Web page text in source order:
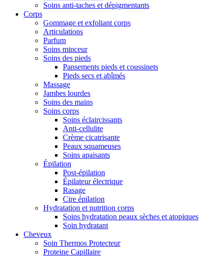
Soins anti-taches et dépigmentants
Corps
Gommage et exfoliant corps
Articulations
Parfum
Soins minceur
Soins des pieds
Pansements pieds et coussinets
Pieds secs et abîmés
Massage
Jambes lourdes
Soins des mains
Soins corps
Soins éclaircissants
Anti-cellulite
Crème cicatrisante
Peaux squameuses
Soins apaisants
Épilation
Post-épilation
Épilateur électrique
Rasage
Cire épilation
Hydratation et nutrition corps
Soins hydratation peaux sèches et atopiques
Soin hydratant
Cheveux
Soin Thermos Protecteur
Proteine Capillaire